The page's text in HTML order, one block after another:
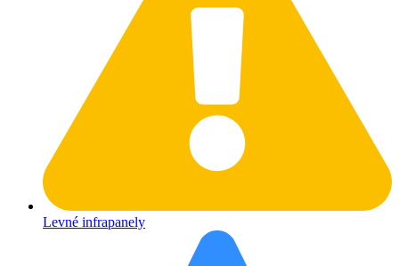
Levné infrapanely